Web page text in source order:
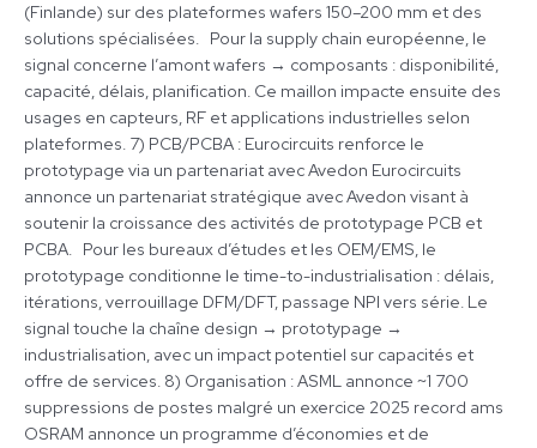
(Finlande) sur des plateformes wafers 150–200 mm et des
solutions spécialisées. Pour la supply chain européenne, le
signal concerne l’amont wafers → composants : disponibilité,
capacité, délais, planification. Ce maillon impacte ensuite des
usages en capteurs, RF et applications industrielles selon
plateformes. 7) PCB/PCBA : Eurocircuits renforce le
prototypage via un partenariat avec Avedon Eurocircuits
annonce un partenariat stratégique avec Avedon visant à
soutenir la croissance des activités de prototypage PCB et
PCBA. Pour les bureaux d’études et les OEM/EMS, le
prototypage conditionne le time-to-industrialisation : délais,
itérations, verrouillage DFM/DFT, passage NPI vers série. Le
signal touche la chaîne design → prototypage →
industrialisation, avec un impact potentiel sur capacités et
offre de services. 8) Organisation : ASML annonce ~1 700
suppressions de postes malgré un exercice 2025 record ams
OSRAM annonce un programme d’économies et de